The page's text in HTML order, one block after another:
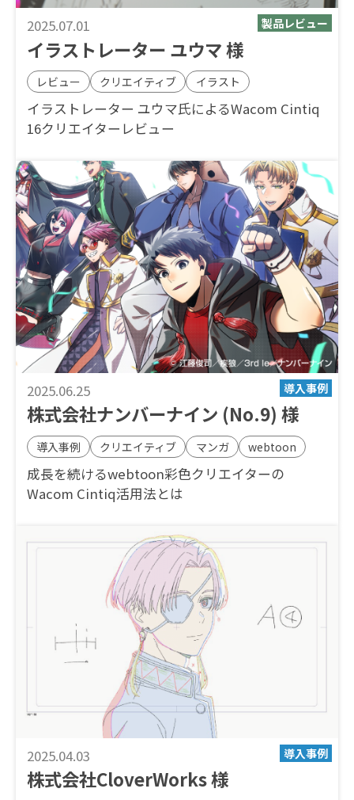
2025.07.01
イラストレーター ユウマ 様
レビュー クリエイティブ イラスト
イラストレーター ユウマ氏によるWacom Cintiq
16クリエイターレビュー
2025.06.25
株式会社ナンバーナイン (No.9) 様
導入事例 クリエイティブ マンガ webtoon
成長を続けるwebtoon彩色クリエイターの
Wacom Cintiq活用法とは
2025.04.03
株式会社CloverWorks 様